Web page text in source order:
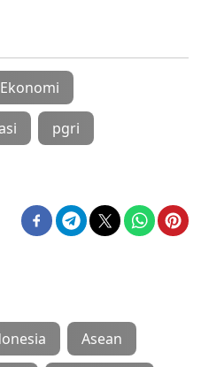
Ekonomi
pgri
Asean